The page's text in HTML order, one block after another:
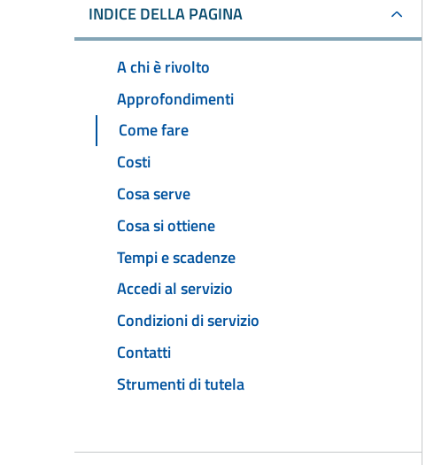
INDICE DELLA PAGINA
A chi è rivolto
Approfondimenti
Come fare
Costi
Cosa serve
Cosa si ottiene
Tempi e scadenze
Accedi al servizio
Condizioni di servizio
Contatti
Strumenti di tutela